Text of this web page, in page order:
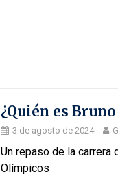
¿Quién es
3 de agosto de 2024
Un repaso de la carrera
Olímpicos